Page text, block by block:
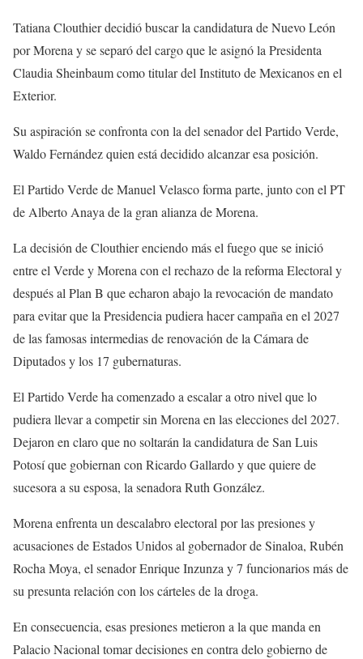
Tatiana Clouthier decidió buscar la candidatura de Nuevo León
por Morena y se separó del cargo que le asignó la Presidenta
Claudia Sheinbaum como titular del Instituto de Mexicanos en el
Exterior.
Su aspiración se confronta con la del senador del Partido Verde,
Waldo Fernández quien está decidido alcanzar esa posición.
El Partido Verde de Manuel Velasco forma parte, junto con el PT
de Alberto Anaya de la gran alianza de Morena.
La decisión de Clouthier enciendo más el fuego que se inició
entre el Verde y Morena con el rechazo de la reforma Electoral y
después al Plan B que echaron abajo la revocación de mandato
para evitar que la Presidencia pudiera hacer campaña en el 2027
de las famosas intermedias de renovación de la Cámara de
Diputados y los 17 gubernaturas.
El Partido Verde ha comenzado a escalar a otro nivel que lo
pudiera llevar a competir sin Morena en las elecciones del 2027.
Dejaron en claro que no soltarán la candidatura de San Luis
Potosí que gobiernan con Ricardo Gallardo y que quiere de
sucesora a su esposa, la senadora Ruth González.
Morena enfrenta un descalabro electoral por las presiones y
acusaciones de Estados Unidos al gobernador de Sinaloa, Rubén
Rocha Moya, el senador Enrique Inzunza y 7 funcionarios más de
su presunta relación con los cárteles de la droga.
En consecuencia, esas presiones metieron a la que manda en
Palacio Nacional tomar decisiones en contra delo gobierno de